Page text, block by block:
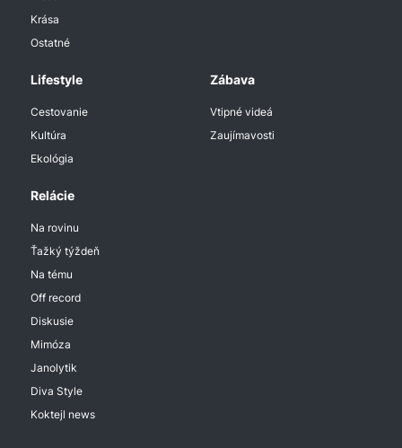
Krása
Ostatné
Lifestyle
Cestovanie
Kultúra
Ekológia
Zábava
Vtipné videá
Zaujímavosti
Relácie
Na rovinu
Ťažký týždeň
Na tému
Off record
Diskusie
Mimóza
Janolytik
Diva Style
Koktejl news